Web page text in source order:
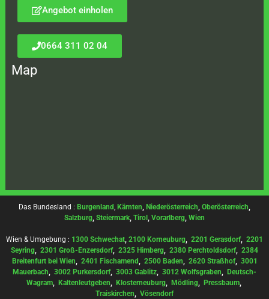
Angebot einholen
0664 311 02 04
Map
Das Bundesland : Burgenland Kärnten Niederösterreich Oberösterreich
Salzburg Steiermark Tirol Vorarlberg Wien
Wien & Umgebung : 1300 Schwechat 2100 Korneuburg 2201 Gerasdorf, 2201
Seyring
2301 Groß-Enzersdorf, 2325 Himberg 2380 Perchtoldsdorf, 2384
Breitenfurt bei Wien
2401 Fischamend 2500 Baden 2620 Straßhof, 3001
Mauerbach
3002 Purkersdorf, 3003 Gablitz 3012 Wolfsgraben
Deutsch-
Wagram, Kaltenleutgeben Klosterneuburg, Mödling, Pressbaum,
Traiskirchen
Vösendorf